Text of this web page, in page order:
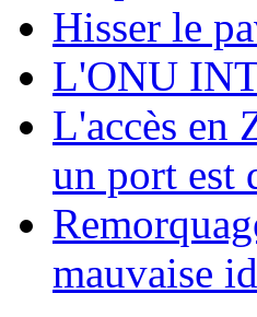
Hisser le
L'ONU
L'accès en
un port est
mauvaise